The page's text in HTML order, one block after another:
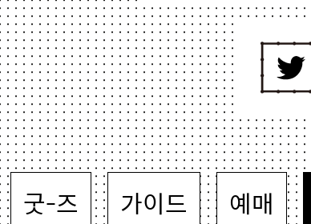
굿-즈 가이드 예매